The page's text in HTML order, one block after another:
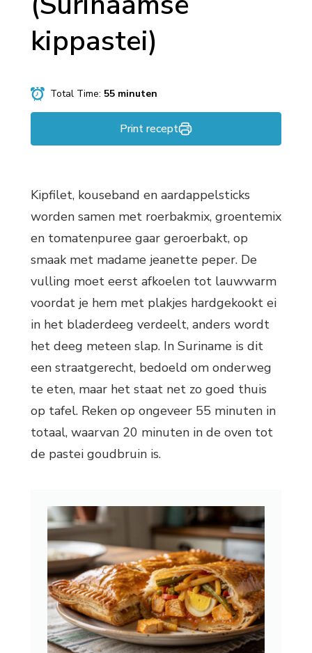
kippastei)
Total Time: 55 minuten
Print recept
Kipfilet, kouseband en aardappelsticks
worden samen met roerbakmix, groentemix
en tomatenpuree gaar geroerbakt, op
smaak met madame jeanette peper. De
vulling moet eerst afkoelen tot lauwwarm
voordat je hem met plakjes hardgekookt ei
in het bladerdeeg verdeelt, anders wordt
het deeg meteen slap. In Suriname is dit
een straatgerecht, bedoeld om onderweg
te eten, maar het staat net zo goed thuis
op tafel. Reken op ongeveer 55 minuten in
totaal, waarvan 20 minuten in de oven tot
de pastei goudbruin is.